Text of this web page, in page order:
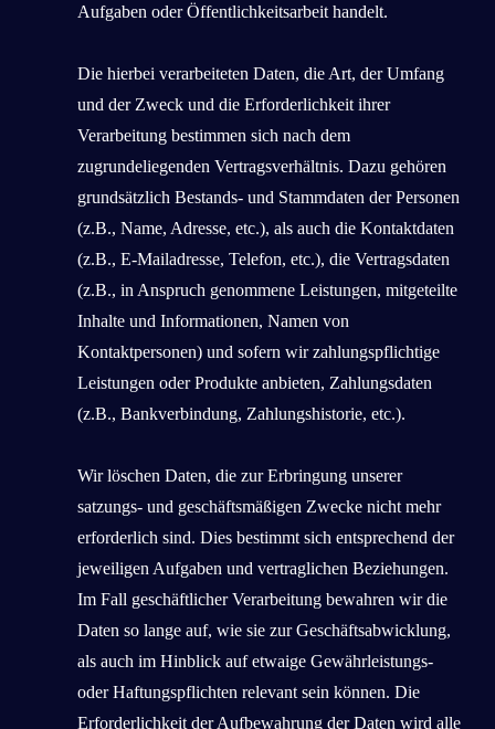
Aufgaben oder Öffentlichkeitsarbeit handelt.
Die hierbei verarbeiteten Daten, die Art, der Umfang
und der Zweck und die Erforderlichkeit ihrer
Verarbeitung bestimmen sich nach dem
zugrundeliegenden Vertragsverhältnis. Dazu gehören
grundsätzlich Bestands- und Stammdaten der Personen
(z.B., Name, Adresse, etc.), als auch die Kontaktdaten
(z.B., E-Mailadresse, Telefon, etc.), die Vertragsdaten
(z.B., in Anspruch genommene Leistungen, mitgeteilte
Inhalte und Informationen, Namen von
Kontaktpersonen) und sofern wir zahlungspflichtige
Leistungen oder Produkte anbieten, Zahlungsdaten
(z.B., Bankverbindung, Zahlungshistorie, etc.).
Wir löschen Daten, die zur Erbringung unserer
satzungs- und geschäftsmäßigen Zwecke nicht mehr
erforderlich sind. Dies bestimmt sich entsprechend der
jeweiligen Aufgaben und vertraglichen Beziehungen.
Im Fall geschäftlicher Verarbeitung bewahren wir die
Daten so lange auf, wie sie zur Geschäftsabwicklung,
als auch im Hinblick auf etwaige Gewährleistungs-
oder Haftungspflichten relevant sein können. Die
Erforderlichkeit der Aufbewahrung der Daten wird alle